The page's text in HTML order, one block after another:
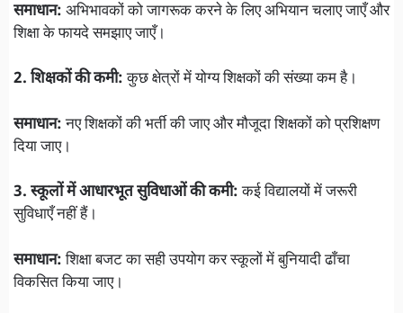
समाधान: अभिभावकों को जागरूक करने के लिए अभियान चलाए जाएँ और
शिक्षा के फायदे समझाए जाएँ।
2. शिक्षकों की कमी:कुछ क्षेत्रों में योग्य शिक्षकों की संख्या कम है।
समाधान:नए शिक्षकों की भर्ती की जाए और मौजूदा शिक्षकों को प्रशिक्षण
दिया जाए।
3. स्कूलों में आधारभूत सुविधाओं की कमी:कई विद्यालयों में जरूरी
सुविधाएँ नहीं हैं।
समाधान:शिक्षा बजट का सही उपयोग कर स्कूलों में बुनियादी ढाँचा
विकसित किया जाए।